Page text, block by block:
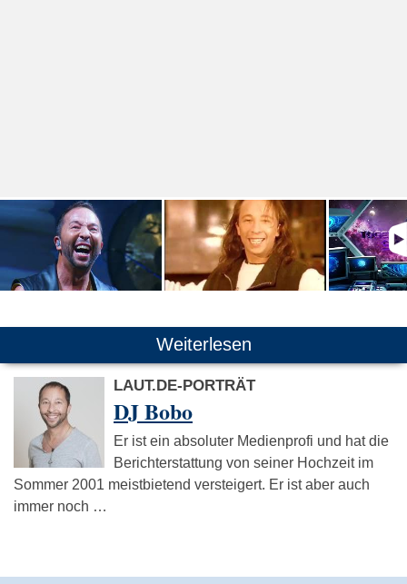
Weiterlesen
LAUT.DE-PORTRÄT
DJ Bobo
Er ist ein absoluter Medienprofi und hat die
Berichterstattung von seiner Hochzeit im
Sommer 2001 meistbietend versteigert. Er ist aber auch
immer noch …